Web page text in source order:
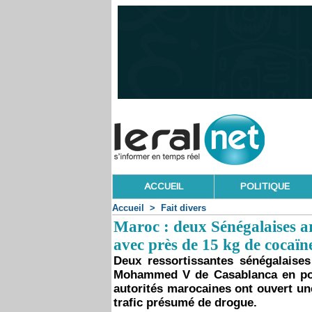
ACCUEIL POLITIQUE
Accueil > Fait divers
Maroc : deux Sénégalaises
avec près de 15 kg de
Deux ressortissantes
Mohammed V de Casablanca en
autorités marocaines ont ouvert
trafic présumé de drogue.